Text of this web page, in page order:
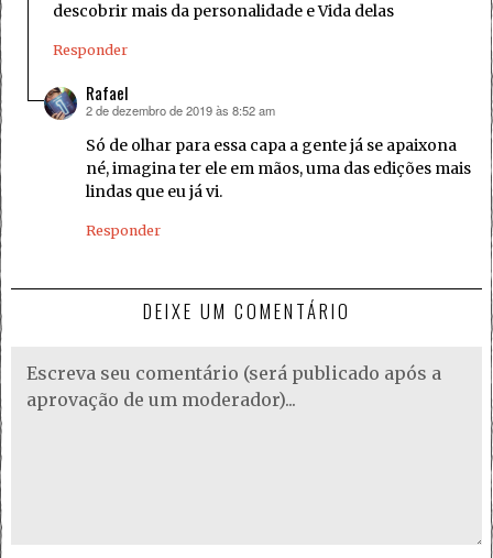
descobrir mais da personalidade e Vida delas
Responder
Rafael
disse:
2 de dezembro de 2019 às 8:52 am
Só de olhar para essa capa a gente já se apaixona
né, imagina ter ele em mãos, uma das edições mais
lindas que eu já vi.
Responder
DEIXE UM COMENTÁRIO